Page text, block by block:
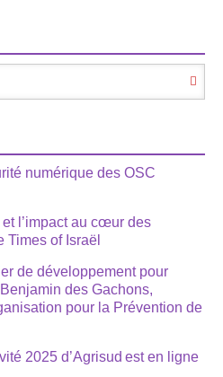
numérique des OSC
l’impact au cœur des
Times of Israël
de développement pour
des Gachons,
pour la Prévention de
2025 d’Agrisud est en ligne